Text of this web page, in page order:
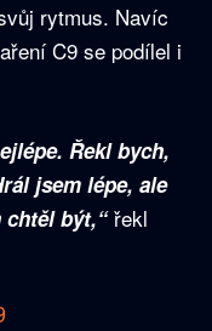
rytmus. Navíc
C9 se podílel i
Řekl bych,
jsem lépe, ale
chtěl být,“řekl